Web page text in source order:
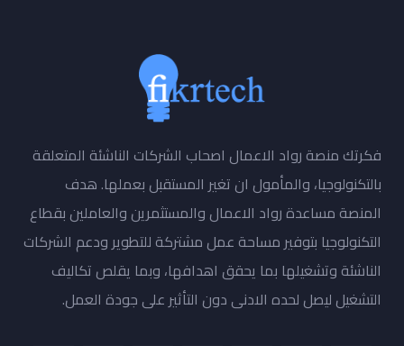
فكرتك منصة رواد الاعمال اصحاب الشركات الناشئة المتعلقة
بالتكنولوجيا، والمأمول ان تغير المستقبل بعملها. هدف
المنصة مساعدة رواد الاعمال والمستثمرين والعاملين بقطاع
التكنولوجيا بتوفير مساحة عمل مشتركة للتطوير ودعم الشركات
الناشئة وتشغيلها بما يحقق اهدافها، وبما يقلص تكاليف
التشغيل ليصل لحده الادنى دون التأثير على جودة العمل.